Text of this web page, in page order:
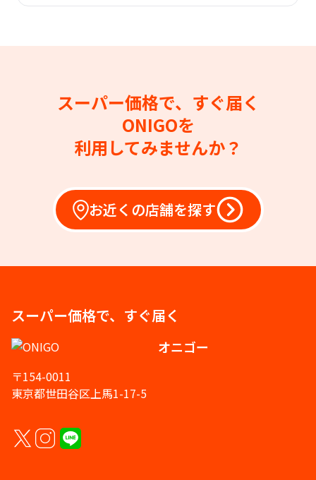
スーパー価格で、すぐ届く
ONIGOを
利用してみませんか？
お近くの店舗を探す
スーパー価格で、すぐ届く
オニゴー
〒154-0011
東京都世田谷区上馬1-17-5